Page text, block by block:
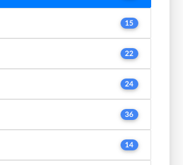
15
22
24
36
14